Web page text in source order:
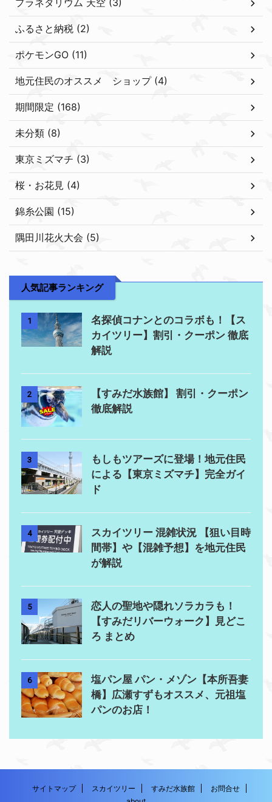
プラネタリウム 天空 (3)
ふるさと納税 (2)
ポケモンGO (11)
地元住民のオススメ ショップ (4)
期間限定 (168)
未分類 (8)
東京ミズマチ (3)
桜・お花見 (4)
錦糸公園 (15)
隅田川花火大会 (5)
人気記事ランキング
1
名探偵コナンとのコラボも！【ス
カイツリー】割引・クーポン 徹底
解説
2
【すみだ水族館】 割引・クーポン
徹底解説
3
もしもツアーズに登場！地元住民
による【東京ミズマチ】完全ガイ
ド
4
スカイツリー 混雑状況 【狙い目時
間帯】や【混雑予想】を地元住民
が解説
5
恋人の聖地や隠れソラカラも！
【すみだリバーウォーク】見どこ
ろ まとめ
6
塩パン屋 パン・メゾン【本所吾妻
橋】広瀬すずもオススメ、元祖塩
パンのお店！
サイトマップ スカイツリー すみだ水族館
お問合せ